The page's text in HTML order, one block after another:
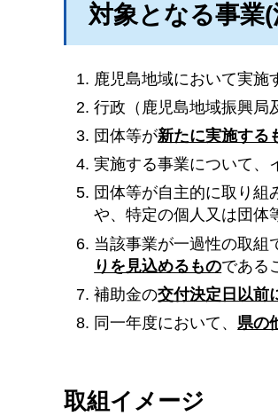
対象となる事業(
鹿児島地域において実施
行政（鹿児島地域振興局
団体等が新たに実施する
実施する事業について、
団体等が自主的に取り組
や、特定の個人又は団体
当該事業が一過性の取組
りを見込めるものである
補助金の交付決定日以前
同一年度において、 県の
取組イメージ